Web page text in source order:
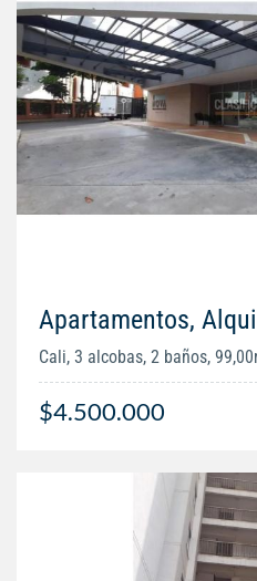
Apartamentos,
Cali, 3 alcobas, 2 baños,
$4.500.000